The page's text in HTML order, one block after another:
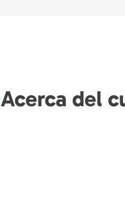
Acerca del